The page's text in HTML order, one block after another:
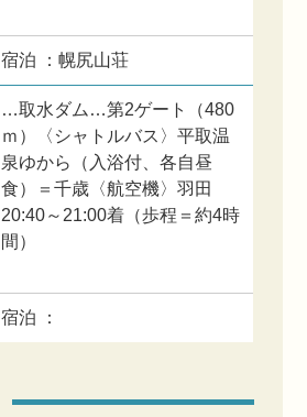
宿泊 ：幌尻山荘
…取水ダム…第2ゲート（480
ｍ）〈シャトルバス〉平取温
泉ゆから（入浴付、各自昼
食）＝千歳〈航空機〉羽田
20:40～21:00着（歩程＝約4時
間）
宿泊 ：